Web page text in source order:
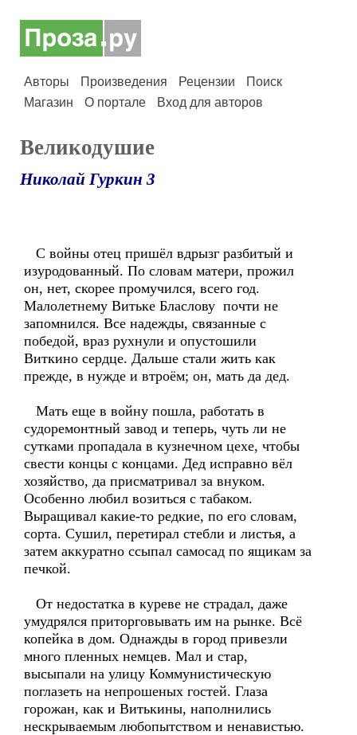
Авторы Произведения Рецензии
Поиск
Магазин
О портале Вход для авторов
Великодушие
Николай Гуркин 3
С войны отец пришёл вдрызг разбитый и
изуродованный. По словам матери, прожил
он, нет, скорее промучился, всего год.
Малолетнему Витьке Бласлову почти не
запомнился. Все надежды, связанные с
победой, враз рухнули и опустошили
Виткино сердце. Дальше стали жить как
прежде, в нужде и втроём; он, мать да дед.
Мать еще в войну пошла, работать в
судоремонтный завод и теперь, чуть ли не
сутками пропадала в кузнечном цехе, чтобы
свести концы с концами. Дед исправно вёл
хозяйство, да присматривал за внуком.
Особенно любил возиться с табаком.
Выращивал какие-то редкие, по его словам,
сорта. Сушил, перетирал стебли и листья, а
затем аккуратно ссыпал самосад по ящикам за
печкой.
От недостатка в куреве не страдал, даже
умудрялся приторговывать им на рынке. Всё
копейка в дом. Однажды в город привезли
много пленных немцев. Мал и стар,
высыпали на улицу Коммунистическую
поглазеть на непрошеных гостей. Глаза
горожан, как и Витькины, наполнились
нескрываемым любопытством и ненавистью.